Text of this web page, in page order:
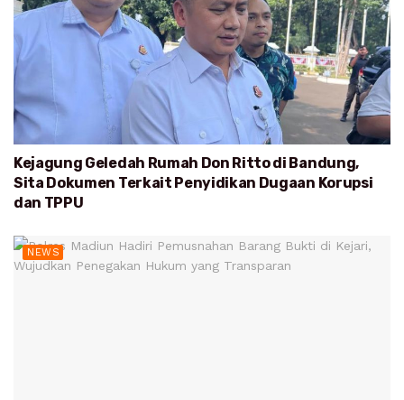
Kejagung Geledah Rumah Don Ritto di Bandung,
Sita Dokumen Terkait Penyidikan Dugaan Korupsi
dan TPPU
NEWS